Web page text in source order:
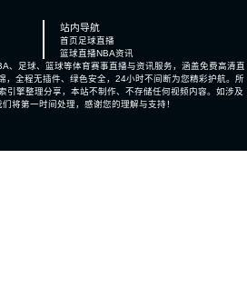
站内导航
首页足球直播
篮球直播NBA资讯
、足球、篮球等体育赛事直播与资讯服务，涵盖免费高清直
，全程无插件、绿色安全，24小时不间断为您精彩护航。所
引擎整理分享，本站不制作、不存储任何视频内容。如涉及
将第一时间处理，感谢您的理解与支持！